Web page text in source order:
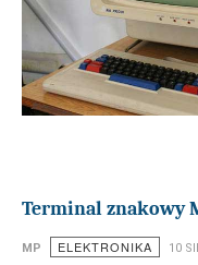
Terminal znakowy
MP ELEKTRONIKA 10